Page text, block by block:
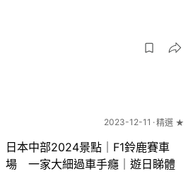
2023-12-11 精選 ★
日本中部2024景點｜F1鈴鹿賽車
場 一家大細過車手癮｜遊日睇體